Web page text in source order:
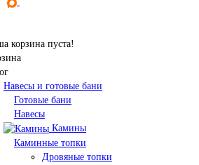
корзина пуста!
Навесы и готовые бани
Готовые бани
Навесы
Камины
Каминные топки
Дровяные топки